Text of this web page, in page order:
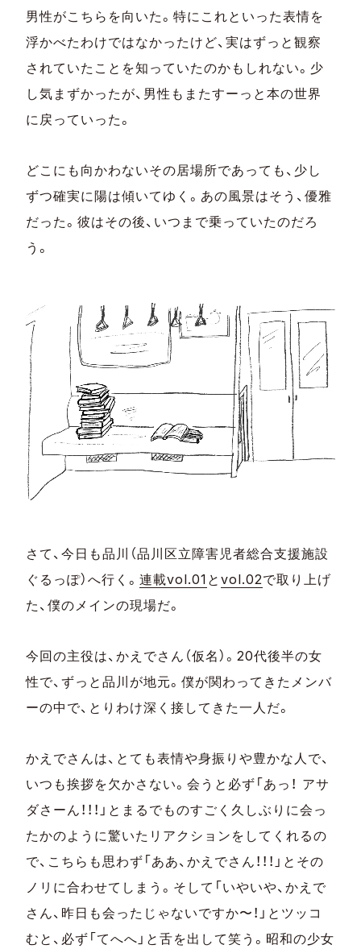
男性がこちらを向いた。特にこれといった表情を
浮かべたわけではなかったけど、実はずっと観察
されていたことを知っていたのかもしれない。少
し気まずかったが、男性もまたすーっと本の世界
に戻っていった。
どこにも向かわないその居場所であっても、少し
ずつ確実に陽は傾いてゆく。あの風景はそう、優雅
だった。彼はその後、いつまで乗っていたのだろ
う。
さて、今日も品川（品川区立障害児者総合支援施設
ぐるっぽ）へ行く。連載vol.01 とvol.02で取り上げ
た、僕のメインの現場だ。
今回の主役は、かえでさん（仮名）。20代後半の女
性で、ずっと品川が地元。僕が関わってきたメンバ
ーの中で、とりわけ深く接してきた一人だ。
かえでさんは、とても表情や身振りや豊かな人で、
いつも挨拶を欠かさない。会うと必ず「あっ！ アサ
ダさーん！！！」とまるでものすごく久しぶりに会っ
たかのように驚いたリアクションをしてくれるの
で、こちらも思わず「ああ、かえでさん！！！」とその
ノリに合わせてしまう。そして「いやいや、かえで
さん、昨日も会ったじゃないですか〜！」とツッコ
むと、必ず「てへへ」と舌を出して笑う。昭和の少女